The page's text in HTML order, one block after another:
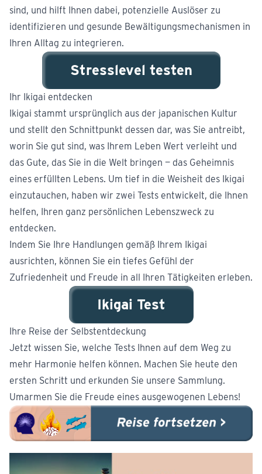
sind, und hilft Ihnen dabei, potenzielle Auslöser zu
identifizieren und gesunde Bewältigungsmechanismen in
Ihren Alltag zu integrieren.
Stresslevel testen
Ihr Ikigai entdecken
Ikigai stammt ursprünglich aus der japanischen Kultur
und stellt den Schnittpunkt dessen dar, was Sie antreibt,
worin Sie gut sind, was Ihrem Leben Wert verleiht und
das Gute, das Sie in die Welt bringen — das Geheimnis
eines erfüllten Lebens. Um tief in die Weisheit des Ikigai
einzutauchen, haben wir zwei Tests entwickelt, die Ihnen
helfen, Ihren ganz persönlichen Lebenszweck zu
entdecken.
Indem Sie Ihre Handlungen gemäß Ihrem Ikigai
ausrichten, können Sie ein tiefes Gefühl der
Zufriedenheit und Freude in all Ihren Tätigkeiten erleben.
Ikigai Test
Ihre Reise der Selbstentdeckung
Jetzt wissen Sie, welche Tests Ihnen auf dem Weg zu
mehr Harmonie helfen können. Machen Sie heute den
ersten Schritt und erkunden Sie unsere Sammlung.
Umarmen Sie die Freude eines ausgewogenen Lebens!